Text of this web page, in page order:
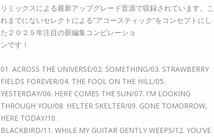
リミックスによる最新アップグレード音源で収録されています。こ
れまでにないセレクトによる”アコースティック”をコンセプトにし
た２０２５年注目の新編集コンピレーショ
ンです！
01. ACROSS THE UNIVERSE/02. SOMETHING/03. STRAWBERRY
FIELDS FOREVER/04. THE FOOL ON THE HILL/05.
YESTERDAY/06. HERE COMES THE SUN/07. I'M LOOKING
THROUGH YOU/08. HELTER SKELTER/09. GONE TOMORROW,
HERE TODAY/10.
BLACKBIRD/11. WHILE MY GUITAR GENTLY WEEPS/12. YOU'VE